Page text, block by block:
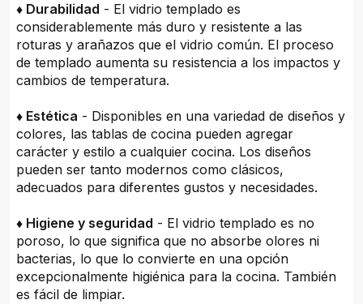
♦ Durabilidad - El vidrio templado es
considerablemente más duro y resistente a las
roturas y arañazos que el vidrio común. El proceso
de templado aumenta su resistencia a los impactos y
cambios de temperatura.
♦ Estética - Disponibles en una variedad de diseños y
colores, las tablas de cocina pueden agregar
carácter y estilo a cualquier cocina. Los diseños
pueden ser tanto modernos como clásicos,
adecuados para diferentes gustos y necesidades.
♦ Higiene y seguridad - El vidrio templado es no
poroso, lo que significa que no absorbe olores ni
bacterias, lo que lo convierte en una opción
excepcionalmente higiénica para la cocina. También
es fácil de limpiar.